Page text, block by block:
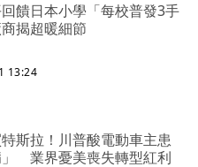
饋日本小學「每校普發3手
揭超暖細節
13:24
斯拉！川普酸電動車主患
」 業界憂美喪失轉型紅利